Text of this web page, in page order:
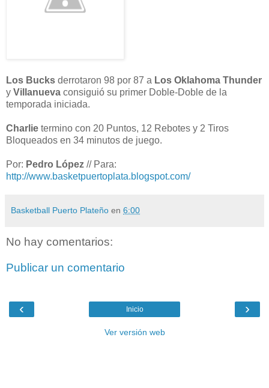
Los Bucks derrotaron 98 por 87 a Los Oklahoma Thunder
y Villanueva consiguió su primer Doble-Doble de la
temporada iniciada.
Charlie termino con 20 Puntos, 12 Rebotes y 2 Tiros
Bloqueados en 34 minutos de juego.
Por: Pedro López // Para:
http://www.basketpuertoplata.blogspot.com/
Basketball Puerto Plateño en 6:00
No hay comentarios:
Publicar un comentario
‹ ›
Inicio
Ver versión web